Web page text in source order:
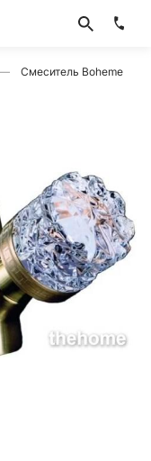
Смеситель Boheme